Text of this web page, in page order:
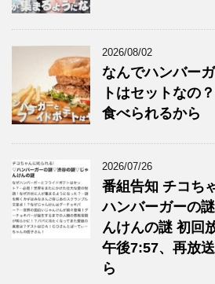
2026/08/02
なんでハンバー
トはセットなの
食べられるから
2026/07/26
番組告知 チコち
ハンバーガーの
んけんの謎 初回
午後7:57、再放
ら